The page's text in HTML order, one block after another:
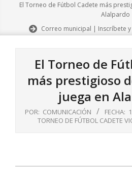
El Torneo de Fútbol Cadete más
Alalpardo
Correo municipal | Inscríbete
El Torneo de
más prestigioso
juega en
POR: COMUNICACIÓN FECHA:
TORNEO DE FÚTBOL CADETE